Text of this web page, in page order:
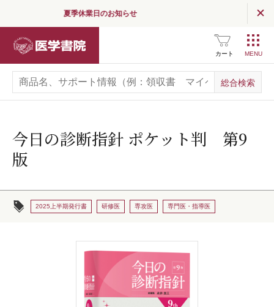
夏季休業日のお知らせ
カート
今日の診断指針 ポケット判 第9
版
2025上半期発行書 研修医 専攻医 専門医・指導医